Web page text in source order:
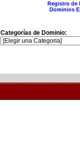
Registro de
Dominios
Categorías de Dominio: